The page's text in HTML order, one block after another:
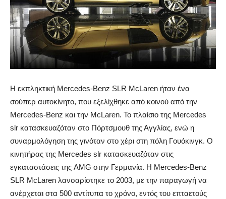
Η εκπληκτική Mercedes-Benz SLR McLaren ήταν ένα
σούπερ αυτοκίνητο, που εξελίχθηκε από κοινού από την
Mercedes-Benz και την McLaren. Το πλαίσιο της Mercedes
slr κατασκευαζόταν στο Πόρτσμουθ της Αγγλίας, ενώ η
συναρμολόγηση της γινόταν στο χέρι στη πόλη Γουόκινγκ. Ο
κινητήρας της Mercedes slr κατασκευαζόταν στις
εγκαταστάσεις της AMG στην Γερμανία. Η Mercedes-Benz
SLR McLaren λανσαρίστηκε το 2003, με την παραγωγή να
ανέρχεται στα 500 αντίτυπα το χρόνο, εντός του επταετούς